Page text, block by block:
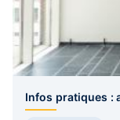
Infos pratiques :